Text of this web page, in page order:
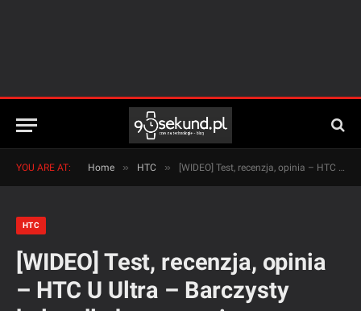
YOU ARE AT: Home » HTC » [WIDEO] Test, recenzja, opinia – HTC U Ultra – Barczysty kolos dla homo-sapiens-stacjonarius
HTC
[WIDEO] Test, recenzja, opinia
– HTC U Ultra – Barczysty